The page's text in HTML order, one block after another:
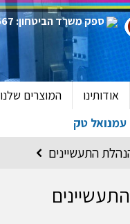
ספק משרד הביטחון: 0011001667
אודותינו המוצרים שלנו
עמנואל טק
התעשיינים